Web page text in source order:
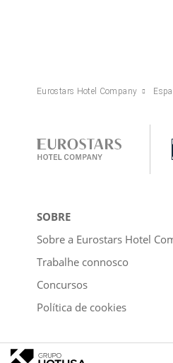
Eurostars Hotel Company
SOBRE
Sobre a Eurostars Hotel
Trabalhe connosco
Concursos
Política de cookies